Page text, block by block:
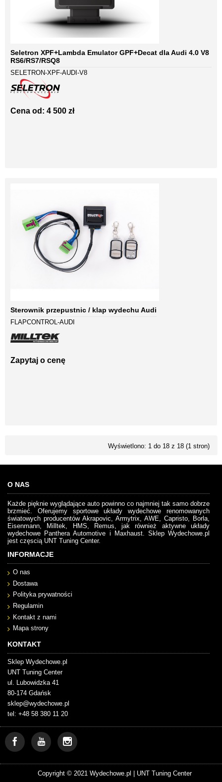
Seletron XPF+Lambda Emulator GPF+Decat dla Audi 4.0 V8
RS6/RS7/RSQ8
SELETRON-XPF-AUDI-V8
Cena od: 4 500 zł
Sterownik przepustnic / klap wydechu Audi
FLAPCONTROL-AUDI
Zapytaj o cenę
Wyświetlono: 1 do 18 z 18 (1 stron)
O NAS
Każde pięknie wyglądające auto powinno co najmniej tak samo dobrze
brzmieć. Oferujemy sportowe układy wydechowe renomowanych
światowych producentów Akrapovic, Armytrix, AWE, Capristo, Borla,
Eisenmann, Milltek, HMS, Remus, jak również aktywne układy
wydechowe Panthera Automotive i Maxhaust. Sklep Wydechowe.pl
jest częscią UNT Tuning Center.
INFORMACJE
O nas
Dostawa
Polityka prywatności
Regulamin
Kontakt z nami
Mapa strony
KONTAKT
Sklep Wydechowe.pl
UNT Tuning Center
ul. Lubowidzka 41
80-174 Gdańsk
sklep@wydechowe.pl
tel: +48 58 380 11 20
Copyright © 2021 Wydechowe.pl | UNT Tuning Center